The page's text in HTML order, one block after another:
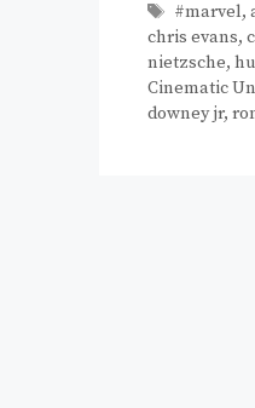
#marvel,
chris evans,
nietzsche,
Cinematic
downey jr,